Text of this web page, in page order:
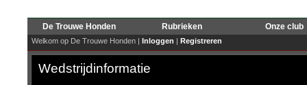
De Trouwe Honden Rubrieken Onze club
Welkom op De Trouwe Honden | Inloggen | Registreren
Wedstrijdinformatie